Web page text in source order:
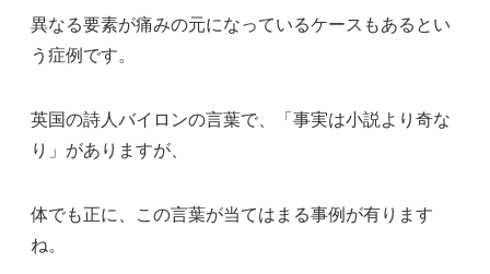
異なる要素が痛みの元になっているケースもあるとい
う症例です。
英国の詩人バイロンの言葉で、「事実は小説より奇な
り」がありますが、
体でも正に、この言葉が当てはまる事例が有ります
ね。